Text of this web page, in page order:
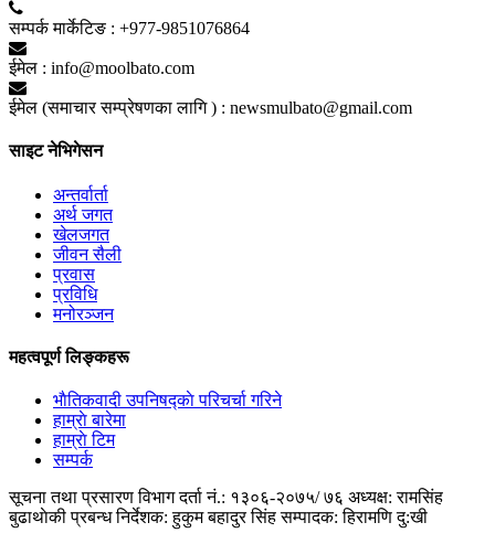
सम्पर्क मार्केटिङ : +977-9851076864
ईमेल : info@moolbato.com
ईमेल (समाचार सम्प्रेषणका लागि ) : newsmulbato@gmail.com
साइट नेभिगेसन
अन्तर्वार्ता
अर्थ जगत
खेलजगत
जीवन सैली
प्रवास
प्रविधि
मनोरञ्जन
महत्वपूर्ण लिङ्कहरू
भाैतिकवादी उपनिषद्काे परिचर्चा गरिने
हाम्राे बारेमा
हाम्राे टिम
सम्पर्क
सूचना तथा प्रसारण विभाग दर्ता नं.: १३०६-२०७५/ ७६ अध्यक्ष: रामसिंह
बुढाथाेकी प्रबन्ध निर्देशक: हुकुम बहादुर सिंह सम्पादक: हिरामणि दु:खी